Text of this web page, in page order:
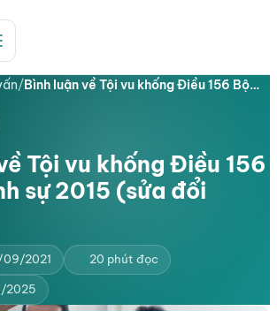
/Bình luận về Tội vu khống Điều 156 Bộ…
Tội vu khống Điều 156
sự 2015 (sửa đổi
09/2021 20 phút đọc
2025